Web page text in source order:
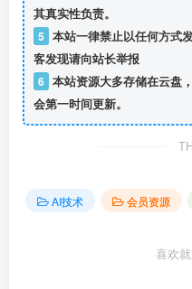
其真实性负责。
5 本站一律禁止以任何方式
客发现请向站长举报
6 本站资源大多存储在云盘
会第一时间更新。
AI技术 会员资源
喜欢